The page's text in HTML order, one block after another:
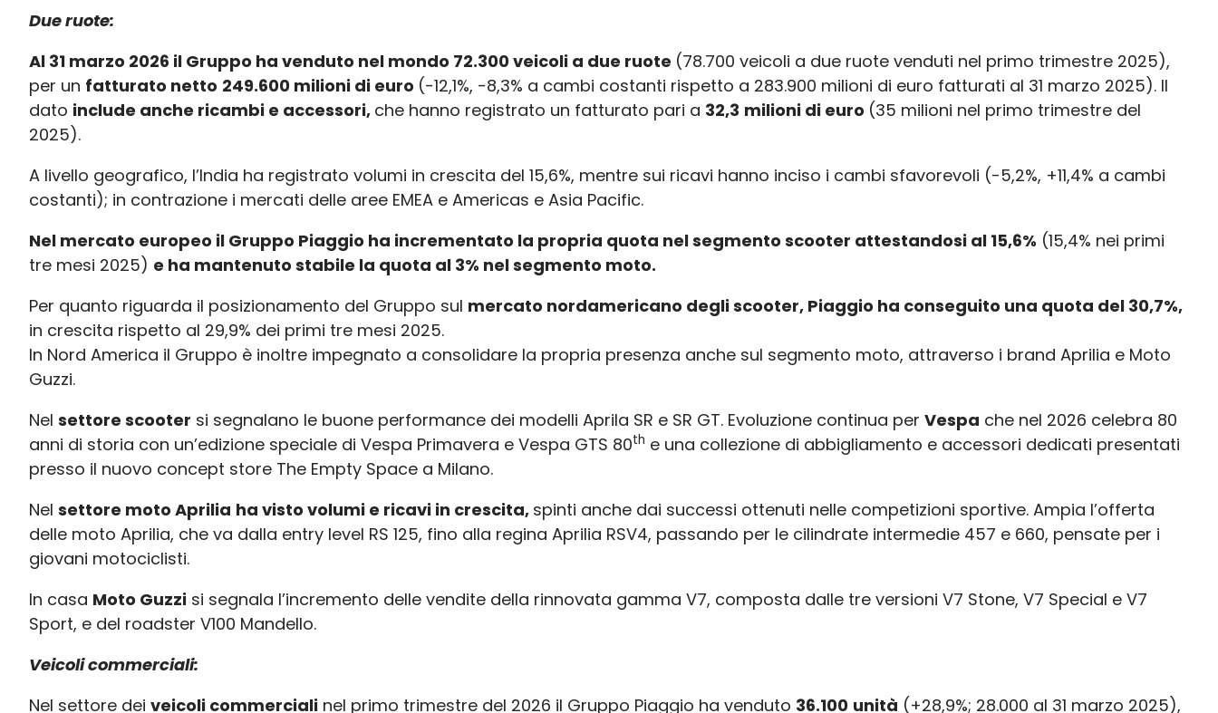
Due ruote:
Al 31 marzo 2026 il Gruppo ha venduto nel mondo 72.300 veicoli a due ruote (78.700 veicoli a due ruote venduti nel primo trimestre 2025),
per un fatturato netto 249.600 milioni di euro (-12,1%, -8,3% a cambi costanti rispetto a 283.900 milioni di euro fatturati al 31 marzo 2025). Il
dato include anche ricambi e accessori, che hanno registrato un fatturato pari a 32,3 milioni di euro (35 milioni nel primo trimestre del
2025).
A livello geografico, l’India ha registrato volumi in crescita del 15,6%, mentre sui ricavi hanno inciso i cambi sfavorevoli (-5,2%, +11,4% a cambi
costanti); in contrazione i mercati delle aree EMEA e Americas e Asia Pacific.
Nel mercato europeo il Gruppo Piaggio ha incrementato la propria quota nel segmento scooter attestandosi al 15,6% (15,4% nei primi
tre mesi 2025) e ha mantenuto stabile la quota al 3% nel segmento moto.
Per quanto riguarda il posizionamento del Gruppo sul mercato nordamericano degli scooter, Piaggio ha conseguito una quota del 30,7%,
in crescita rispetto al 29,9% dei primi tre mesi 2025.
In Nord America il Gruppo è inoltre impegnato a consolidare la propria presenza anche sul segmento moto, attraverso i brand Aprilia e Moto
Guzzi.
Nel settore scooter si segnalano le buone performance dei modelli Aprila SR e SR GT. Evoluzione continua per Vespa che nel 2026 celebra 80
anni di storia con un’edizione speciale di Vespa Primavera e Vespa GTS 80th e una collezione di abbigliamento e accessori dedicati presentati
presso il nuovo concept store The Empty Space a Milano.
Nel settore moto Aprilia ha visto volumi e ricavi in crescita, spinti anche dai successi ottenuti nelle competizioni sportive. Ampia l’offerta
delle moto Aprilia, che va dalla entry level RS 125, fino alla regina Aprilia RSV4, passando per le cilindrate intermedie 457 e 660, pensate per i
giovani motociclisti.
In casa Moto Guzzi si segnala l’incremento delle vendite della rinnovata gamma V7, composta dalle tre versioni V7 Stone, V7 Special e V7
Sport, e del roadster V100 Mandello.
Veicoli commerciali:
Nel settore dei veicoli commerciali nel primo trimestre del 2026 il Gruppo Piaggio ha venduto 36.100 unità (+28,9%; 28.000 al 31 marzo 2025),